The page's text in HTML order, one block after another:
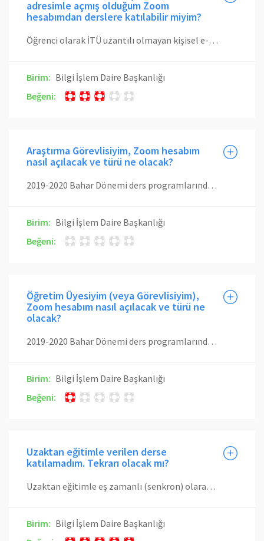
adresimle açmış olduğum Zoom
hesabımdan derslere katılabilir miyim?
Öğrenci olarak İTÜ uzantılı olmayan kişisel e-posta adresinizle açmış olduğunuz Zoom hesaplarınız ile derse katılım sağlayabilirsiniz. Ancak bu durumda doğrudan sınıfa giremez ve bekleme odasına alınırsınız ve bu durumda yalnızca eğitmenin onay vermesi ile derse katılım sağlayabilirsiniz. Ders işlenişi sırasında eğitmen bu bekleme listesinden sizi farketmeyebilir, bu nedenle İTÜ uzantılı bir e-posta adresi ile Zoom hesabı oluşturarak giriş yapmanızı tavsiye ediyoruz. Derslerimizi misafir olarak alan öğrencilerimizden İTÜ uzantılı posta adresi olmayanlar (veya sadece İTÜ Giriş için hesap tanımlanan ancak E-Posta hizmeti tanımlanmayanlar) da İTÜ uzantılı olmayan e-posta adresleri ile oluşturdukları Zoom hesapları ile yukarıda anlatıldığı gibi canlı ders oturumuna katılabilirler. Bu durumda eğitmenin Bekleme Listesi'nden kendilerini onaylayarak sınıfa almalarını beklemeleri gerekecektir. Eğitmenlerimizin İTÜ uzantılı e-posta adresleri Licensed moda çekildiğinden ve Ninova ile entegrasyon bu hesap üzerinden yapıldığından, eğitmenlerin derslerini vermek üzere İTÜ uzantılı e-posta adresleri ile oluşturdukları Zoom hesapları ile giriş yapmaları gerekmektedir.
Birim: Bilgi İşlem Daire Başkanlığı
Beğeni:
Araştırma Görevlisiyim, Zoom hesabım
nasıl açılacak ve türü ne olacak?
2019-2020 Bahar Dönemi ders programlarında ilan edilmiş dersleri vermekte olan eğitmenlerimizin Zoom Licenced hesapları otomatik olarak oluşturulmuştur. Araştırma Görevlisi olarak ders programında üzerinizde ders görünmekte ise Licensed Zoom hesabınız otomatik oluşturulmuştur. Üzerinizde herhangi bir ders yoksa, sadece ders yardımcılığı görevleriniz bulunmakta ise Zoom hesabınızı kendiniz açmalısınız. Henüz Zoom tarafında İTÜ/Giriş entegrasyon çalışmalarına ilişkin işlemler onaylanmadığı için Zoom sistemine girmek için öncelikle Zoom sitesinden Sign Up diyerek kayıt olmalısınız. Kayıt olurken İTÜ uzantılı e-posta adresinizi kullanmanız gerekmektedir. Kayıt sırasında belirleyceğiniz şifrenin İTÜ hesabınızın şifresi ile aynı olmamasına dikkat ediniz. Bu adımlardan sonra hesabınız Basic hesap türü ile açılacaktır. Yardımcısı olduğunuz dersler için dersin eğitmeni tarafından bir uzaktan eğitim oturumu oluşturulduğunda bir e-posta ve bildirim alacaksını. Uygulama saatlerinde Zoom üzerinde canlı ders verebilmek için bu e-posta ya da bildirimdeki bağlantıyı takip ederek Zoom uygulaması üzerinden ders katılım sağlamalısınız. Sonrasında dersin eğitmeni sizi yardımcı ev sahibi (co-host) olarak atayacak ve ders vermek üzere yetkilere sahip olacaksınız. Dersin eğitmeni (host) olarak toplantıyı terk ederse otomatik olarak ev sahibi siz olacaksınız.
Birim: Bilgi İşlem Daire Başkanlığı
Beğeni:
Öğretim Üyesiyim (veya Görevlisiyim),
Zoom hesabım nasıl açılacak ve türü ne
olacak?
2019-2020 Bahar Dönemi ders programlarında ilan edilmiş dersleri vermekte olan eğitmenlerimizin Zoom Licenced hesapları otomatik olarak oluşturulmuştur. Öğretim üyesi veya görevlisi olarak üzerinizde uzaktan eğitim ile verilecek bir ders görünmekte ise Licensed Zoom hesabınız otomatik oluşturulmuştur. Otomatik yapılan bu işlemin onaylanması için Zoom tarafından size bir aktivasyon e-postası gönderilmiştir. Aktivasyon e-postanız gelmediyse veya 24 saatlik süresi dolmuş ise, tekrar aktivasyon e-postası gönderilmesi için yardım bileti oluşturabilirsiniz. Öğretim üyesi veya görevlisi olarak üzerinizde uzaktan eğitim ile verilecek bir ders yoksa ise Zoom Basic hesabınızı kendiniz açmalısınız. Henüz Zoom tarafında İTÜ/Giriş entegrasyon çalışmalarına ilişkin işlemler onaylanmadığı için Zoom sistemine girmek için öncelikle Zoom sitesinden Sign Up diyerek kayıt olmalısınız. Kayıt olurken İTÜ uzantılı e-posta adresinizi kullanmanız gerekmektedir. Kayıt sırasında belirleyceğiniz şifrenin İTÜ hesabınızın şifresi ile aynı olmamasına dikkat ediniz. Bu adımlardan sonra hesabınız Basic hesap türü ile açılacaktır.
Birim: Bilgi İşlem Daire Başkanlığı
Beğeni:
Uzaktan eğitimle verilen derse
katılamadım. Tekrarı olacak mı?
Uzaktan eğitimle eş zamanlı (senkron) olarak verilen dersler kaydedilecek ve Ninova üzerinden tekrar izlenebilmek şekilde öğrencilerle paylaşılacaktır. Öğretim üyesinin ders içeriğinde hassas, kişiye özel ve benzeri içerik olduğunu düşünmesi durumunda kaydı durdurarak ders yapması olasıdır. Bu nedenle mümkün olduğunca derslere katılım sağlanması gerekmektedir.
Birim: Bilgi İşlem Daire Başkanlığı